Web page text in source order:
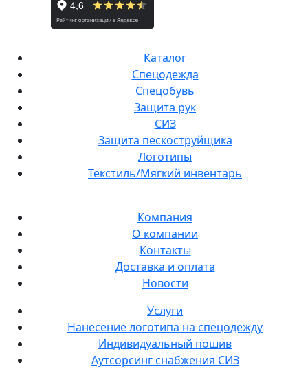
Каталог
Спецодежда
Спецобувь
Защита рук
СИЗ
Защита пескоструйщика
Логотипы
Текстиль/Мягкий инвентарь
Компания
О компании
Контакты
Доставка и оплата
Новости
Услуги
Нанесение логотипа на спецодежду
Индивидуальный пошив
Аутсорсинг снабжения СИЗ